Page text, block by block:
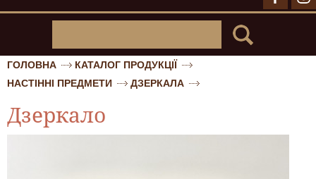
ГОЛОВНА
КАТАЛОГ ПРОДУКЦІЇ
НАСТІННІ ПРЕДМЕТИ
ДЗЕРКАЛА
Дзеркало